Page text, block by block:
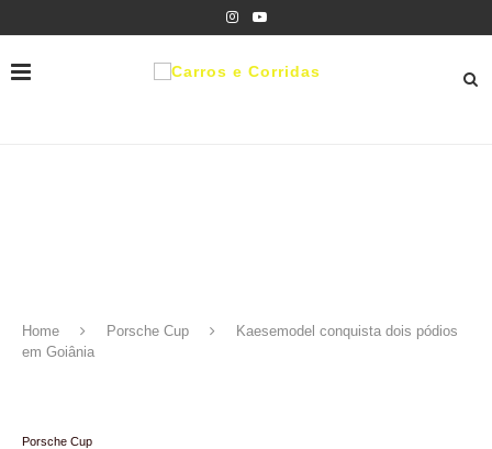
Home Porsche Cup
Kaesemodel conquista dois pódios
em Goiânia
Porsche Cup